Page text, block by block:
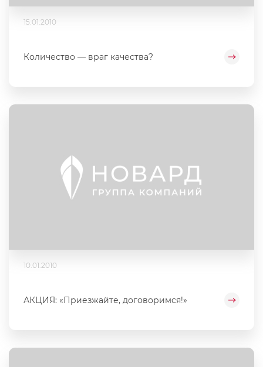
15.01.2010
Количество — враг качества?
10.01.2010
АКЦИЯ: «Приезжайте, договоримся!»